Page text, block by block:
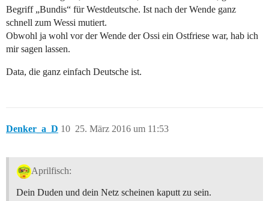
Begriff „Bundis“ für Westdeutsche. Ist nach der Wende ganz
schnell zum Wessi mutiert.
Obwohl ja wohl vor der Wende der Ossi ein Ostfriese war, hab ich
mir sagen lassen.
Data, die ganz einfach Deutsche ist.
Denker_a_D 25. März 2016 um 11:53
10
Aprilfisch:
Dein Duden und dein Netz scheinen kaputt zu sein.